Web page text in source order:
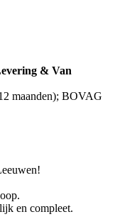
& Van
maanden); BOVAG
en compleet.